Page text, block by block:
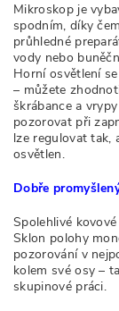
Mikroskop je
spodním, díky
průhledné
vody nebo
Horní osvětlení
– můžete
škrábance a
pozorovat při
lze regulovat tak,
osvětlen.
Dobře
Spolehlivé
Sklon polohy
pozorování v
kolem své osy –
skupinové práci.